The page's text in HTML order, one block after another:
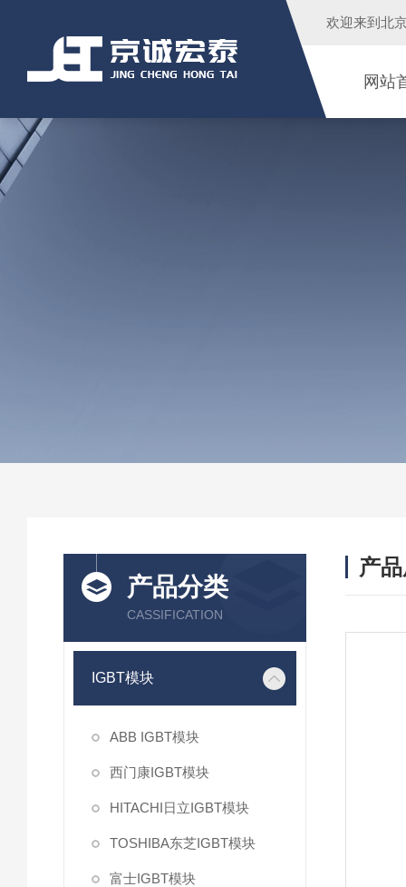
欢迎来到 北
网站
产品分类
CASSIFICATION
IGBT模块
ABB IGBT模块
西门康IGBT模块
HITACHI日立IGBT模块
TOSHIBA东芝IGBT模块
富士IGBT模块
产